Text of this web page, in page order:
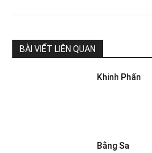
BÀI VIẾT LIÊN QUAN
Khinh Phấn
Bằng Sa